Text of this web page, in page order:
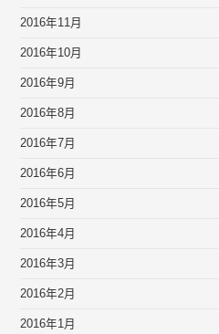
2016年11月
2016年10月
2016年9月
2016年8月
2016年7月
2016年6月
2016年5月
2016年4月
2016年3月
2016年2月
2016年1月